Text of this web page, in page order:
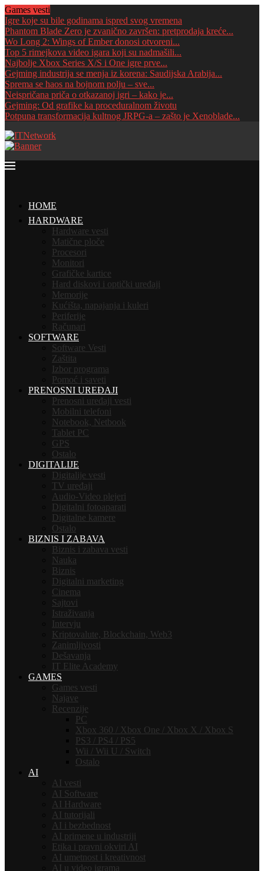
Games vesti
Igre koje su bile godinama ispred svog vremena
Phantom Blade Zero je zvanično završen: pretprodaja kreće...
Wo Long 2: Wings of Ember donosi otvoreni...
Top 5 rimejkova video igara koji su nadmašili...
Najbolje Xbox Series X/S i One igre prve...
Gejming industrija se menja iz korena: Saudijska Arabija...
Sprema se haos na bojnom polju – sve...
Neispričana priča o otkazanoj igri – kako je...
Gejming: Od grafike ka proceduralnom životu
Potpuna transformacija kultnog JRPG-a – zašto je Xenoblade...
HOME
HARDWARE
Hardware vesti
Matične ploče
Procesori
Monitori
Grafičke kartice
Hard diskovi i optički uređaji
Memorije
Kućišta, napajanja i kuleri
Periferije
Računari
SOFTWARE
Software Vesti
Zaštita
Izbor programa
Pomoć i saveti
PRENOSNI UREĐAJI
Prenosni uređaji vesti
Mobilni telefoni
Notebook, Netbook
Tablet PC
GPS
Ostalo
DIGITALIJE
Digitalije vesti
TV uređaji
Audio-Video plejeri
Digitalni fotoaparati
Digitalne kamere
Ostalo
BIZNIS I ZABAVA
Biznis i zabava vesti
Nauka
Biznis
Digitalni marketing
Cinema
Sajtovi
Istraživanja
Intervju
Kriptovalute, Blockchain, Web3
Zanimljivosti
Dešavanja
IT Elite Academy
GAMES
Games vesti
Najave
Recenzije
PC
Xbox 360 / Xbox One / Xbox X / Xbox S
PS3 / PS4 / PS5
Wii / Wii U / Switch
Ostalo
AI
AI vesti
AI Software
AI Hardware
AI tutorijali
AI i bezbednost
AI primene u industriji
Etika i pravni okviri AI
AI umetnost i kreativnost
AI u video igrama